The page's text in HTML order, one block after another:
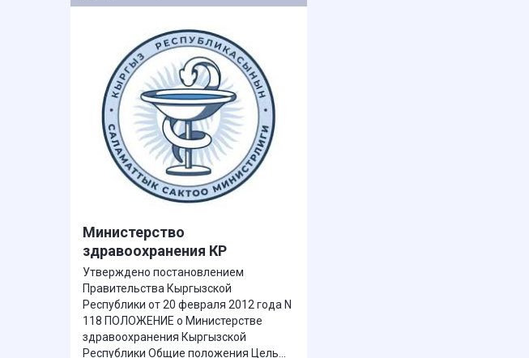
Министерство
здравоохранения КР
Утверждено постановлением
Правительства Кыргызской
Республики от 20 февраля 2012 года N
118 ПОЛОЖЕНИЕ о Министерстве
здравоохранения Кыргызской
Республики Общие положения Цель...